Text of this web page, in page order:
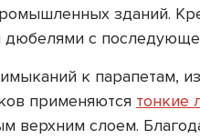
зданий.
дюбелями с
к парапетам,
применяются тонкие
верхним слоем.